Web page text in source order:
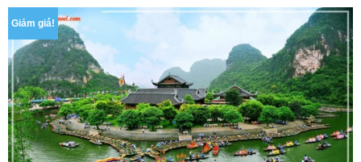
Giảm giá!